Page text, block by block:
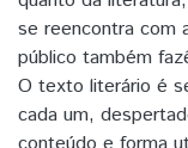
se reencontra com
público também
O texto literário é
cada um,